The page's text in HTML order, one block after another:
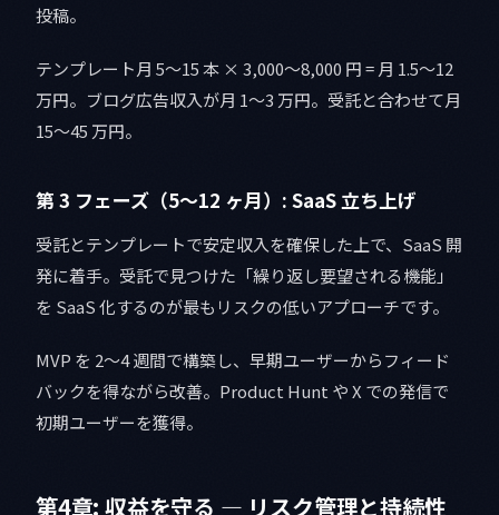
投稿。
テンプレート月 5〜15 本 × 3,000〜8,000 円 = 月 1.5〜12
万円。ブログ広告収入が月 1〜3 万円。受託と合わせて月
15〜45 万円。
第 3 フェーズ（5〜12 ヶ月）: SaaS 立ち上げ
受託とテンプレートで安定収入を確保した上で、SaaS 開
発に着手。受託で見つけた「繰り返し要望される機能」
を SaaS 化するのが最もリスクの低いアプローチです。
MVP を 2〜4 週間で構築し、早期ユーザーからフィード
バックを得ながら改善。Product Hunt や X での発信で
初期ユーザーを獲得。
第4章: 収益を守る — リスク管理と持続性